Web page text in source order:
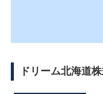
ドリーム北海道